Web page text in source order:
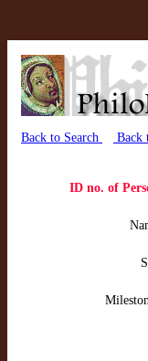
Back to Search Back
ID no. of